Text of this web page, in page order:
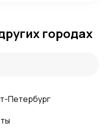
городах
Петербург